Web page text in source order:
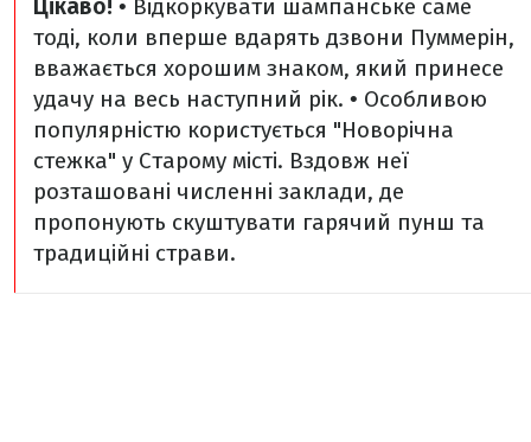
Цікаво! • Відкоркувати шампанське саме
тоді, коли вперше вдарять дзвони Пуммерін,
вважається хорошим знаком, який принесе
удачу на весь наступний рік. • Особливою
популярністю користується "Новорічна
стежка" у Старому місті. Вздовж неї
розташовані численні заклади, де
пропонують скуштувати гарячий пунш та
традиційні страви.